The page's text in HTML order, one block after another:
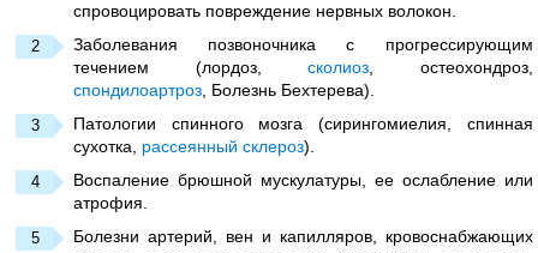
спровоцировать повреждение нервных волокон.
Заболевания позвоночника с прогрессирующим
течением (лордоз,сколиоз , остеохондроз,
спондилоартроз , Болезнь Бехтерева).
Патологии спинного мозга (сирингомиелия, спинная
сухотка, рассеянный склероз).
Воспаление брюшной мускулатуры, ее ослабление или
атрофия.
Болезни артерий, вен и капилляров, кровоснабжающих